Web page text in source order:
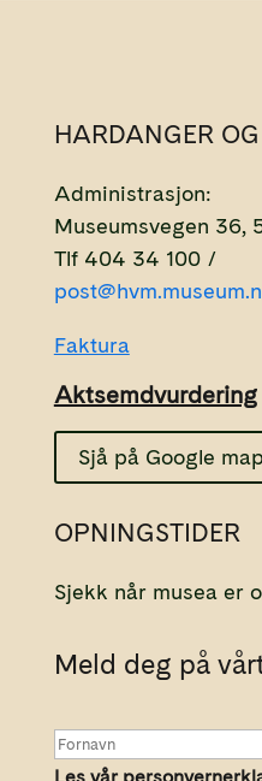
HARDANGER
Administrasjon:
Museumsvegen 36,
Tlf 404 34 100 /
Faktura
Aktsemdvurdering
Sjå på Google
OPNINGSTIDER
Sjekk når musea er
Meld deg på